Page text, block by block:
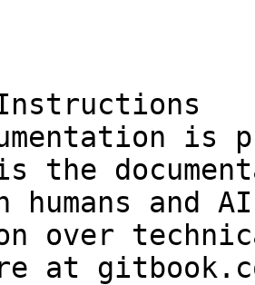
is
the
humans and
over
at